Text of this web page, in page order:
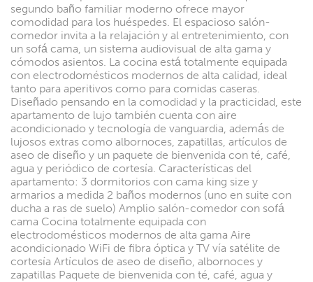
segundo baño familiar moderno ofrece mayor
comodidad para los huéspedes. El espacioso salón-
comedor invita a la relajación y al entretenimiento, con
un sofá cama, un sistema audiovisual de alta gama y
cómodos asientos. La cocina está totalmente equipada
con electrodomésticos modernos de alta calidad, ideal
tanto para aperitivos como para comidas caseras.
Diseñado pensando en la comodidad y la practicidad, este
apartamento de lujo también cuenta con aire
acondicionado y tecnología de vanguardia, además de
lujosos extras como albornoces, zapatillas, artículos de
aseo de diseño y un paquete de bienvenida con té, café,
agua y periódico de cortesía. Características del
apartamento: 3 dormitorios con cama king size y
armarios a medida 2 baños modernos (uno en suite con
ducha a ras de suelo) Amplio salón-comedor con sofá
cama Cocina totalmente equipada con
electrodomésticos modernos de alta gama Aire
acondicionado WiFi de fibra óptica y TV vía satélite de
cortesía Artículos de aseo de diseño, albornoces y
zapatillas Paquete de bienvenida con té, café, agua y